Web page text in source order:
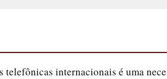
internacionais é uma